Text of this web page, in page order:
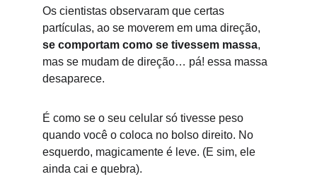
Os cientistas observaram que certas
partículas, ao se moverem em uma direção,
se comportam como se tivessem massa,
mas se mudam de direção… pá! essa massa
desaparece.
É como se o seu celular só tivesse peso
quando você o coloca no bolso direito. No
esquerdo, magicamente é leve. (E sim, ele
ainda cai e quebra).